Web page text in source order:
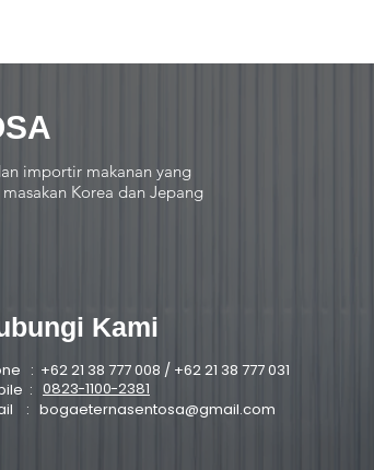
importir makanan yang
Korea dan Jepang
Kami
: +62 21 38 777 008 / +62 21 38 777 031
:
: bogaeternasentosa@gmail.com
0823-1100-2381